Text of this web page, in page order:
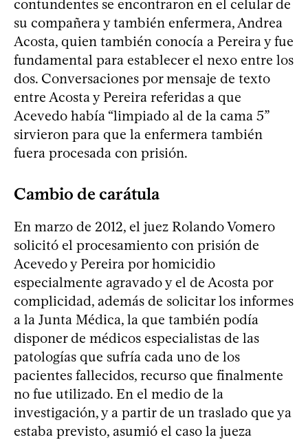
contundentes se encontraron en el celular de
su compañera y también enfermera, Andrea
Acosta, quien también conocía a Pereira y fue
fundamental para establecer el nexo entre los
dos. Conversaciones por mensaje de texto
entre Acosta y Pereira referidas a que
Acevedo había “limpiado al de la cama 5”
sirvieron para que la enfermera también
fuera procesada con prisión.
Cambio de carátula
En marzo de 2012, el juez Rolando Vomero
solicitó el procesamiento con prisión de
Acevedo y Pereira por homicidio
especialmente agravado y el de Acosta por
complicidad, además de solicitar los informes
a la Junta Médica, la que también podía
disponer de médicos especialistas de las
patologías que sufría cada uno de los
pacientes fallecidos, recurso que finalmente
no fue utilizado. En el medio de la
investigación, y a partir de un traslado que ya
estaba previsto, asumió el caso la jueza